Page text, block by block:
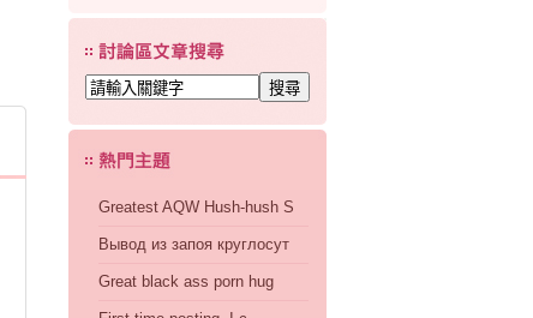
Greatest AQW Hush-hush S
Вывод из запоя круглосут
Great black ass porn hug